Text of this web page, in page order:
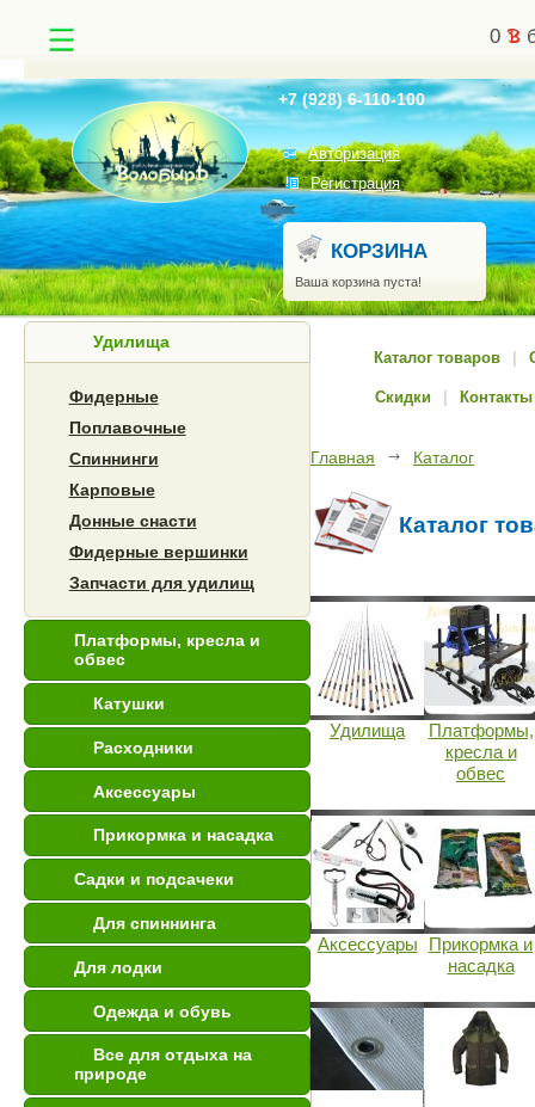
0
Авторизация
Регистрация
+7 (928) 6-110-100
КОРЗИНА
Ваша корзина пуста!
Удилища
Фидерные
Поплавочные
Спиннинги
Карповые
Донные снасти
Фидерные вершинки
Запчасти для удилищ
Платформы, кресла и
обвес
Катушки
Расходники
Аксессуары
Прикормка и насадка
Садки и подсачеки
Для спиннинга
Для лодки
Одежда и обувь
Все для отдыха на
природе
Каталог товаров
Скидки Контакты
Главная Каталог
Каталог
Удилища
Платформы,
кресла и
обвес
Аксессуары
Прикормка и
насадка